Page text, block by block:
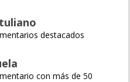
destacados
con más de 50